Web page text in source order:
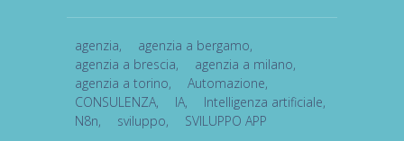
agenzia, agenzia a bergamo,
agenzia a brescia, agenzia a milano,
agenzia a torino, Automazione,
CONSULENZA, IA, Intelligenza artificiale,
N8n, sviluppo, SVILUPPO APP